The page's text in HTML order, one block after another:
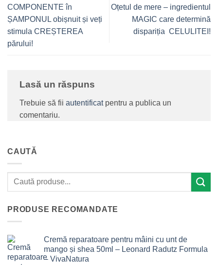
COMPONENTE în
ȘAMPONUL obișnuit și veți
stimula CREȘTEREA
părului!
Oțetul de mere – ingredientul
MAGIC care determină
dispariția CELULITEI!
Lasă un răspuns
Trebuie să fii autentificatpentru a publica un
comentariu.
CAUTĂ
PRODUSE RECOMANDATE
Cremă reparatoare pentru mâini cu unt de
mango și shea 50ml – Leonard Radutz Formula
– VivaNatura